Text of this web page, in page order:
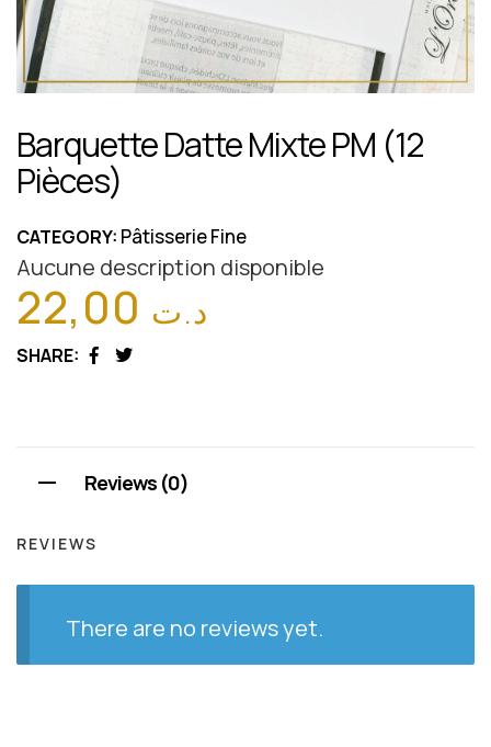
Barquette Datte Mixte PM (12
Pièces)
CATEGORY: Pâtisserie Fine
Aucune description disponible
د.ت
SHARE:
Facebook
Twitter
Reviews (0)
REVIEWS
There are no reviews yet.